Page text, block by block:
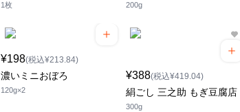
1枚 200g
¥198(税込¥213.84)
濃いミニおぼろ
120g×2
¥388(税込¥419.04)
絹ごし 三之助 もぎ豆腐店
300g